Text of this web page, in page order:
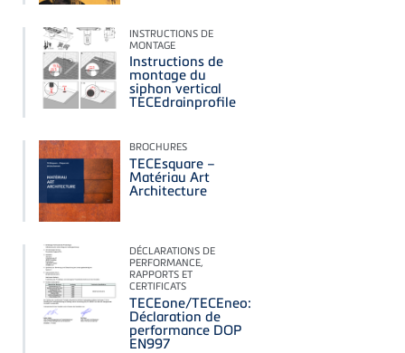
INSTRUCTIONS DE
MONTAGE
Instructions de
montage du
siphon vertical
TECEdrainprofile
BROCHURES
TECEsquare –
Matériau Art
Architecture
DÉCLARATIONS DE
PERFORMANCE,
RAPPORTS ET
CERTIFICATS
TECEone/TECEneo:
Déclaration de
performance DOP
EN997